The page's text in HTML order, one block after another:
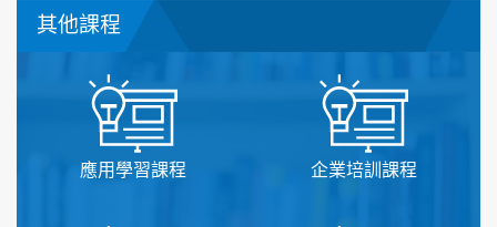
其他課程
應用學習課程 企業培訓課程